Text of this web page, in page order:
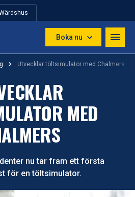
Boka nu
Utvecklar töltsimulator med Chalmers
MED
nu tar fram ett första
för en töltsimulator.